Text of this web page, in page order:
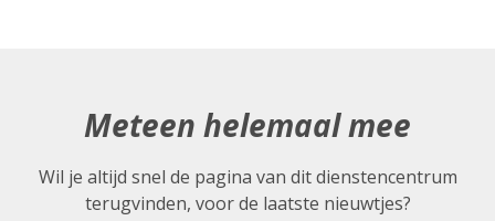
Meteen helemaal mee
Wil je altijd snel de pagina van dit dienstencentrum
terugvinden, voor de laatste nieuwtjes?